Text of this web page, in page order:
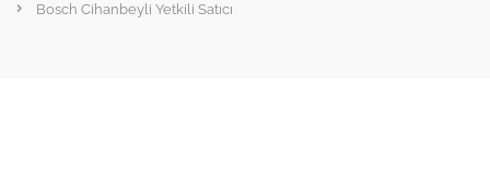
Bosch Cihanbeyli Yetkili Satıcı